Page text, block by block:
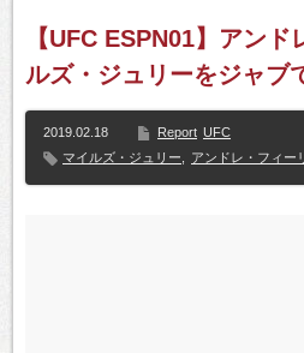
【UFC ESPN01】アン
ルズ・ジュリーをジャブ
2019.02.18 Report UFC
マイルズ・ジュリー
アンドレ・フィー